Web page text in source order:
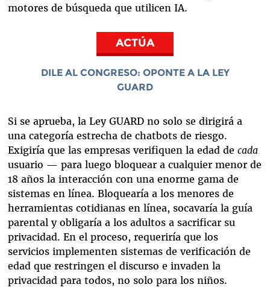
motores de búsqueda que utilicen IA.
ACTÚA
DILE AL CONGRESO: OPONTE A LA LEY
GUARD
Si se aprueba, la Ley GUARD no solo se dirigirá a
una categoría estrecha de chatbots de riesgo.
Exigiría que las empresas verifiquen la edad de cada
usuario — para luego bloquear a cualquier menor de
18 años la interacción con una enorme gama de
sistemas en línea. Bloquearía a los menores de
herramientas cotidianas en línea, socavaría la guía
parental y obligaría a los adultos a sacrificar su
privacidad. En el proceso, requeriría que los
servicios implementen sistemas de verificación de
edad que restringen el discurso e invaden la
privacidadpara todos, no solo para los niños.